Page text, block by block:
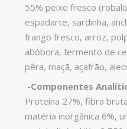
55% peixe fresco
espadarte, sardinha,
frango fresco, arroz,
abóbora, fermento de
pêra, maçã, açafrão,
-Componentes
Proteína 27%, fibra
matéria inorgânica 6%,